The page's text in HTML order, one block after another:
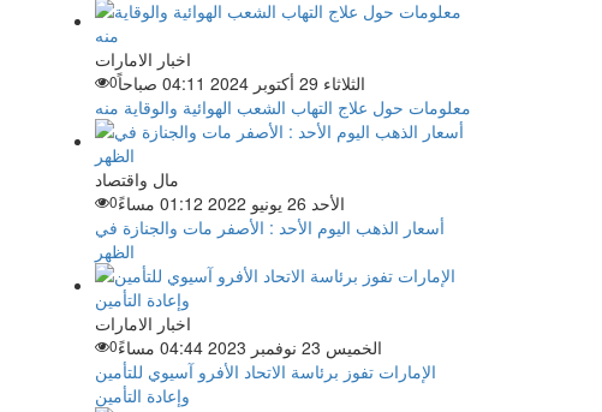
اخبار الامارات
الثلاثاء 29 أكتوبر 2024 04:11 صباحاً
0
معلومات حول علاج التهاب الشعب الهوائية والوقاية منه
مال واقتصاد
الأحد 26 يونيو 2022 01:12 مساءً
0
أسعار الذهب اليوم الأحد : الأصفر مات والجنازة في
الظهر
اخبار الامارات
الخميس 23 نوفمبر 2023 04:44 مساءً
0
الإمارات تفوز برئاسة الاتحاد الأفرو آسيوي للتأمين
وإعادة التأمين